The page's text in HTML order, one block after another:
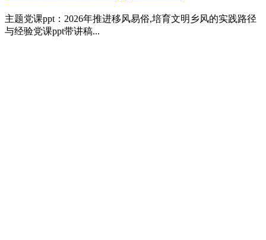
主题党课ppt：2026年推进移风易俗,培育文明乡风的实践路径
与经验党课ppt带讲稿...